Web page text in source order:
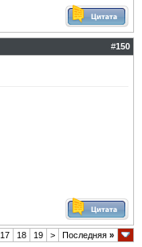
#150
17 18 19 > Последняя »